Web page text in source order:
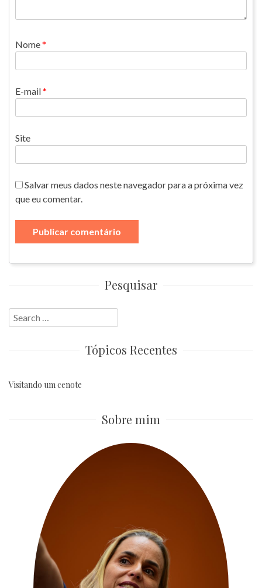
Nome*
E-mail*
Site
Salvar meus dados neste navegador para a próxima vez
que eu comentar.
Pesquisar
Search
for:
Tópicos Recentes
Visitando um cenote
Sobre mim